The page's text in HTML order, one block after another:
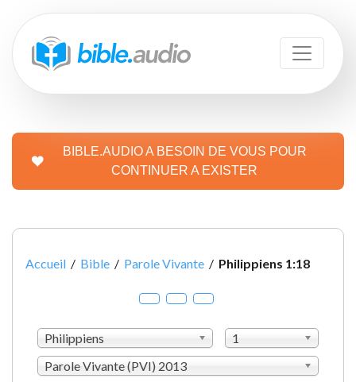
BIBLE.AUDIO A BESOIN DE VOUS POUR
CONTINUER A EXISTER
Accueil / Bible / Parole Vivante / Philippiens 1:18
Philippiens
1
Parole Vivante (PVI) 2013